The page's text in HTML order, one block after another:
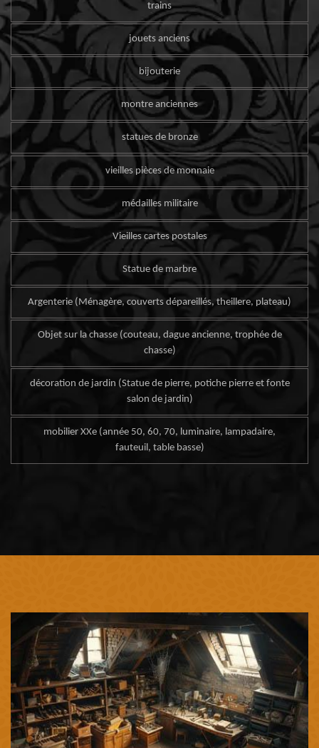
trains
jouets anciens
bijouterie
montre anciennes
statues de bronze
vieilles pièces de monnaie
médailles militaire
Vieilles cartes postales
Statue de marbre
Argenterie (Ménagère, couverts dépareillés, theillere, plateau)
Objet sur la chasse (couteau, dague ancienne, trophée de
chasse)
décoration de jardin (Statue de pierre, potiche pierre et fonte
salon de jardin)
mobilier XXe (année 50, 60, 70, luminaire, lampadaire,
fauteuil, table basse)